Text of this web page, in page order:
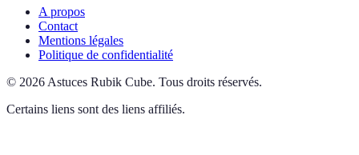
A propos
Contact
Mentions légales
Politique de confidentialité
© 2026 Astuces Rubik Cube. Tous droits réservés.
Certains liens sont des liens affiliés.